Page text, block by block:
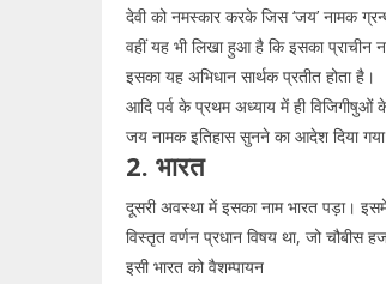
देवी को नमस्कार करके जिस ‘जय’ नामक
वहीं यह भी लिखा हुआ है कि इसका
इसका यह अभिधान सार्थक प्रतीत होता है।
आदि पर्व के प्रथम अध्याय में ही विजिगीषुओं
जय नामक इतिहास सुनने का आदेश दिया
2. भारत
दूसरी अवस्था में इसका नाम भारत पड़ा।
विस्तृत वर्णन प्रधान विषय था, जो चौबीस
इसी भारत को वैशम्पायन